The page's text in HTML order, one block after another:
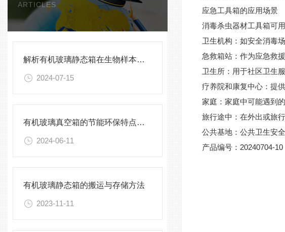
ARTICLES
解析有机玻璃静态箱在生物样本保存中的优势
2024-07-15
有机玻璃真空箱的节能环保特点及优势
2024-06-11
有机玻璃静态箱的搬运与存储方法
2023-11-11
应急工具箱的应用场景
消毒杀虫器材工具箱可
卫生机构：如安全消毒
急救箱站：作为应急救
卫生所：用于社区卫生
疗养院和康复中心：提
家庭：家庭中可能遇到
旅行途中：在外出或旅
公共基地：公共卫生安
产品编号： 20240704-10